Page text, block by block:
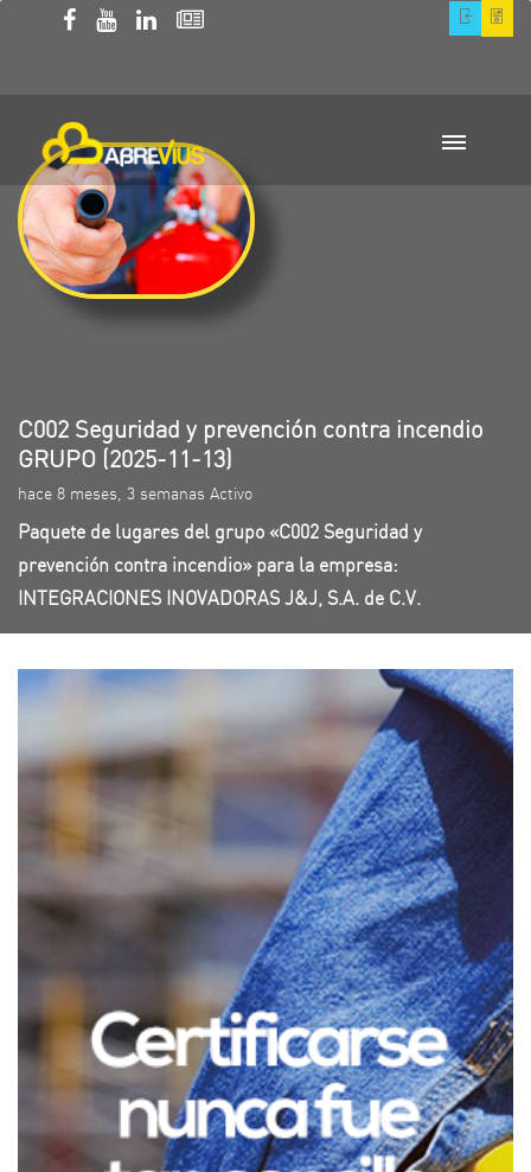
C002 Seguridad y prevención contra incendio
GRUPO (2025-11-13)
hace 8 meses, 3 semanas Activo
Paquete de lugares del grupo «C002 Seguridad y
prevención contra incendio» para la empresa:
INTEGRACIONES INOVADORAS J&J, S.A. de C.V.